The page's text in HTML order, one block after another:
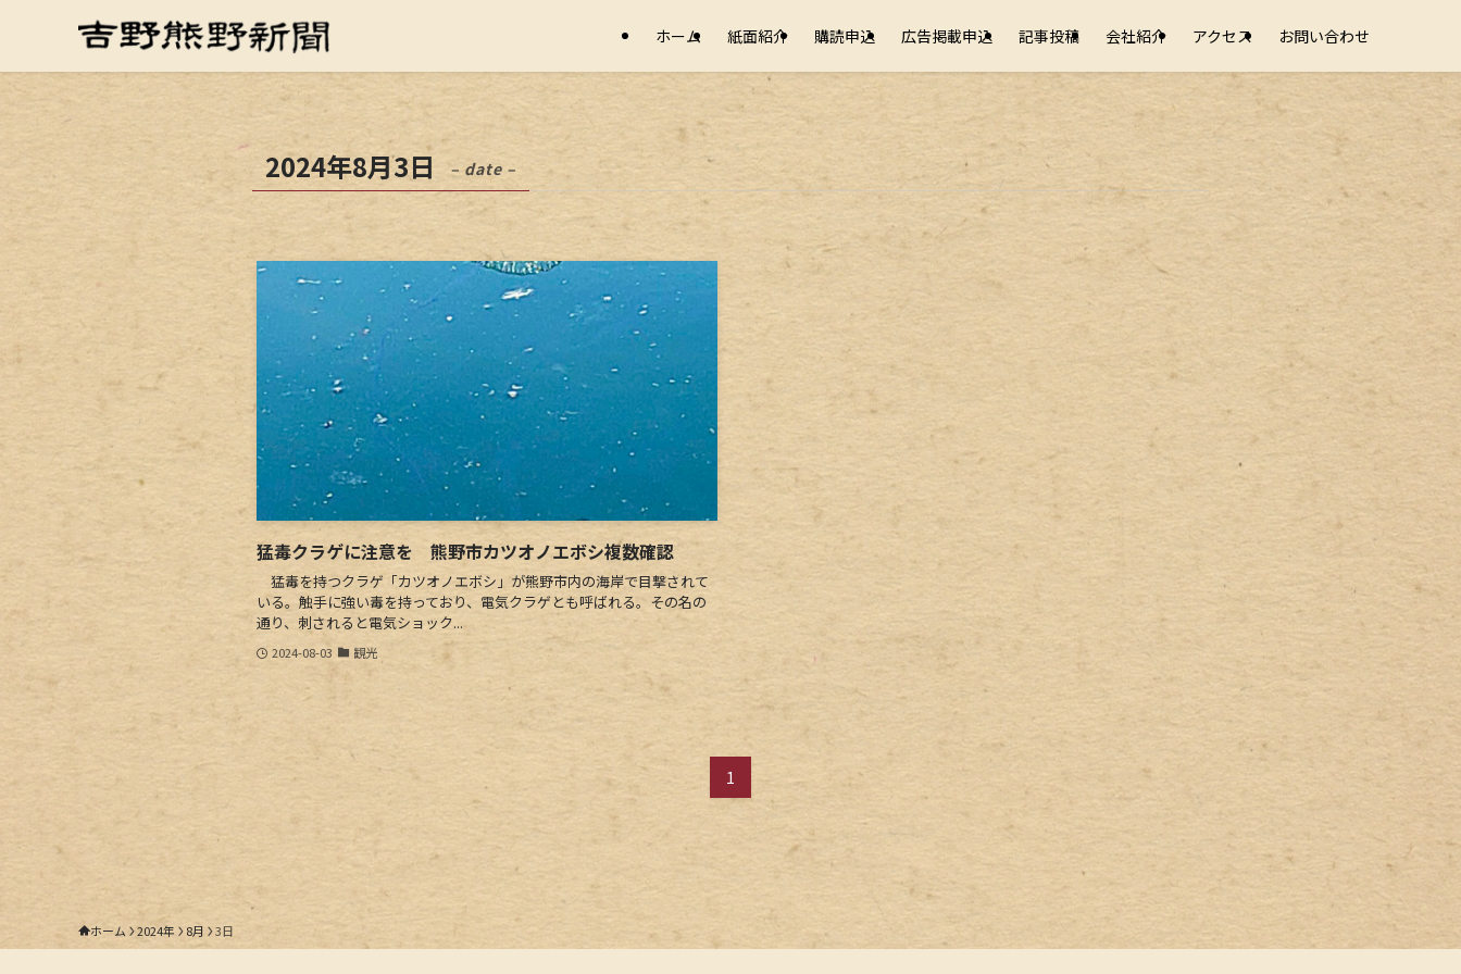
ホーム 紙面紹介 購読申込 広告掲載申込 記事投稿 会社紹介 アクセス お問い合わせ
2024年8月3日 – date –
猛毒クラゲに注意を 熊野市カツオノエボシ複数確認
猛毒を持つクラゲ「カツオノエボシ」が熊野市内の海岸で目撃されて
いる。触手に強い毒を持っており、電気クラゲとも呼ばれる。その名の
通り、刺されると電気ショック...
2024-08-03 観光
1
ホーム 2024年 8月 3日